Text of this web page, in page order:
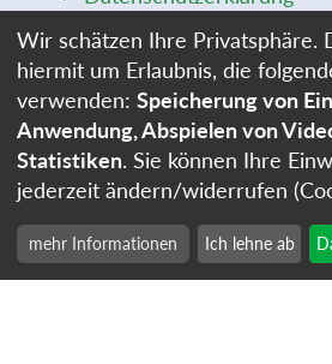
Widerrufsformular
Stellenangebote
Cookie-Einstellungen
Wir schätzen Ihre Privatsphäre.
hiermit um Erlaubnis, die
verwenden: Speicherung von
Anwendung, Abspielen von
Statistiken. Sie können Ihre
jederzeit ändern/widerrufen
mehr Informationen Ich lehne ab